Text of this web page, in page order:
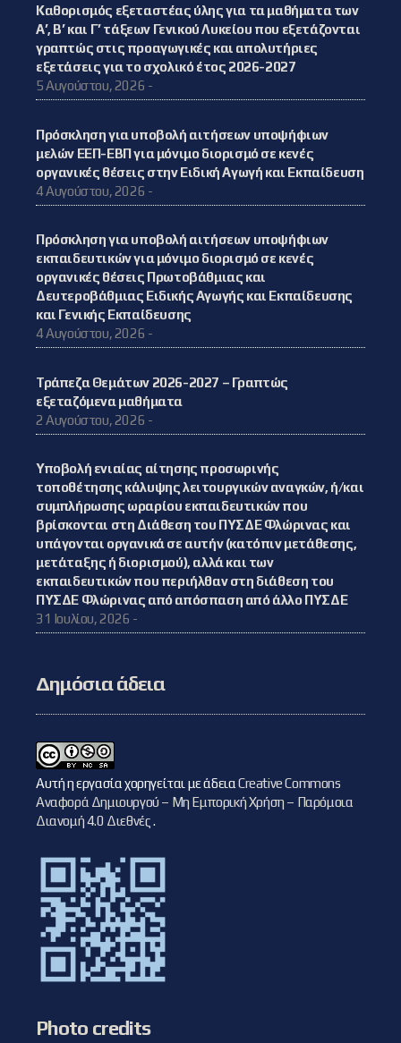
Καθορισμός εξεταστέας ύλης για τα μαθήματα των
Α’, Β’ και Γ’ τάξεων Γενικού Λυκείου που εξετάζονται
γραπτώς στις προαγωγικές και απολυτήριες
εξετάσεις για το σχολικό έτος 2026-2027
5 Αυγούστου, 2026 -
Πρόσκληση για υποβολή αιτήσεων υποψήφιων
μελών ΕΕΠ-ΕΒΠ για μόνιμο διορισμό σε κενές
οργανικές θέσεις στην Ειδική Αγωγή και Εκπαίδευση
4 Αυγούστου, 2026 -
Πρόσκληση για υποβολή αιτήσεων υποψήφιων
εκπαιδευτικών για μόνιμο διορισμό σε κενές
οργανικές θέσεις Πρωτοβάθμιας και
Δευτεροβάθμιας Ειδικής Αγωγής και Εκπαίδευσης
και Γενικής Εκπαίδευσης
4 Αυγούστου, 2026 -
Τράπεζα Θεμάτων 2026-2027 – Γραπτώς
εξεταζόμενα μαθήματα
2 Αυγούστου, 2026 -
Υποβολή ενιαίας αίτησης προσωρινής
τοποθέτησης κάλυψης λειτουργικών αναγκών, ή/και
συμπλήρωσης ωραρίου εκπαιδευτικών που
βρίσκονται στη Διάθεση του ΠΥΣΔΕ Φλώρινας και
υπάγονται οργανικά σε αυτήν (κατόπιν μετάθεσης,
μετάταξης ή διορισμού), αλλά και των
εκπαιδευτικών που περιήλθαν στη διάθεση του
ΠΥΣΔΕ Φλώρινας από απόσπαση από άλλο ΠΥΣΔΕ
31 Ιουλίου, 2026 -
Δημόσια άδεια
Αυτή η εργασία χορηγείται με άδειαCreative Commons
Αναφορά Δημιουργού – Μη Εμπορική Χρήση – Παρόμοια
Διανομή 4.0 Διεθνές.
Photo credits